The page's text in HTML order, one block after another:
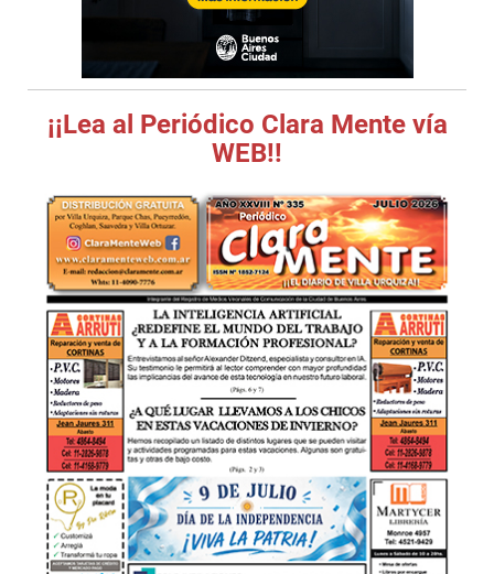
¡¡Lea al Periódico Clara Mente vía
WEB!!